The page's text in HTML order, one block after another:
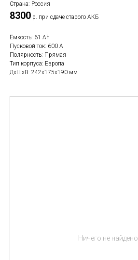
Страна: Россия
8300 р. при сдаче старого АКБ
Ёмкость: 61 Ah
Пусковой ток: 600 A
Полярность: Прямая
Тип корпуса: Европа
ДxШxВ: 242x175x190 мм
Ничего не найдено